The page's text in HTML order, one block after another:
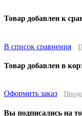
Товар добавлен к
В список сравнения
Товар добавлен в
Оформить заказ
Вы подписались на